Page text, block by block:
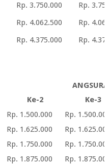
Rp. 3.750.000
Rp.
Rp. 4.062.500
Rp.
Rp. 4.375.000 Rp.
Ke-2
Ke-3
Rp. 1.500.000
Rp.
Rp. 1.625.000
Rp.
Rp. 1.750.000
Rp.
Rp. 1.875.000
Rp.